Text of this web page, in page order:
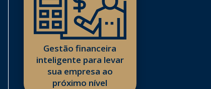
Gestão financeira
inteligente para levar
sua empresa ao
próximo nível